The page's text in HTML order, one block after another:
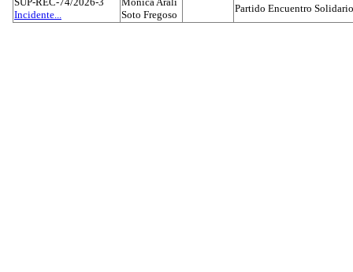
Incidente...
Soto Fregoso
Partido Encuentro